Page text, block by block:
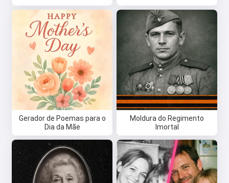
Gerador de Poemas para o
Dia da Mãe
Moldura do Regimento
Imortal